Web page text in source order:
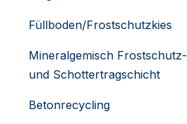
Füllboden/Frostschutzkies
Mineralgemisch Frostschutz-
und Schottertragschicht
Betonrecycling